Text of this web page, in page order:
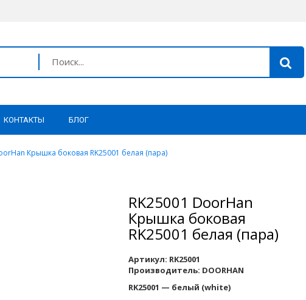
КОНТАКТЫ БЛОГ
Крышка боковая RK25001 белая (пара)
RK25001 DoorHan
Крышка боковая
RK25001 белая (пара)
Артикул: RK25001
Производитель: DOORHAN
RK25001 — белый (white)